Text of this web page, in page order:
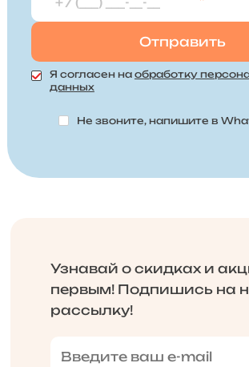
Я согласен на обработку
данных
Не звоните, напишите в
Узнавай о скидках и
первым! Подпишись на
рассылку!